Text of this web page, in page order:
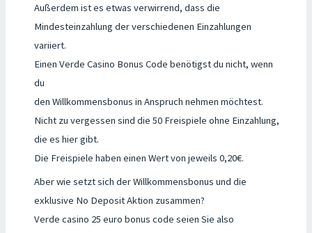
Außerdem ist es etwas verwirrend, dass die
Mindesteinzahlung der verschiedenen Einzahlungen
variiert.
Einen Verde Casino Bonus Code benötigst du nicht, wenn
du
den Willkommensbonus in Anspruch nehmen möchtest.
Nicht zu vergessen sind die 50 Freispiele ohne Einzahlung,
die es hier gibt.
Die Freispiele haben einen Wert von jeweils 0,20€.
Aber wie setzt sich der Willkommensbonus und die
exklusive No Deposit Aktion zusammen?
Verde casino 25 euro bonus code seien Sie also